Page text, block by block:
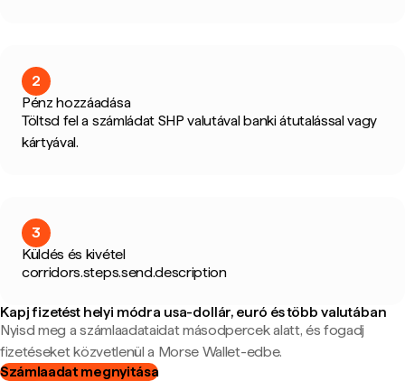
2
Pénz hozzáadása
Töltsd fel a számládat SHP valutával banki átutalással vagy
kártyával.
3
Küldés és kivétel
corridors.steps.send.description
Kapj fizetést helyi módra usa-dollár, euró és több valutában
Nyisd meg a számlaadataidat másodpercek alatt, és fogadj
fizetéseket közvetlenül a Morse Wallet-edbe.
Számlaadat megnyitása